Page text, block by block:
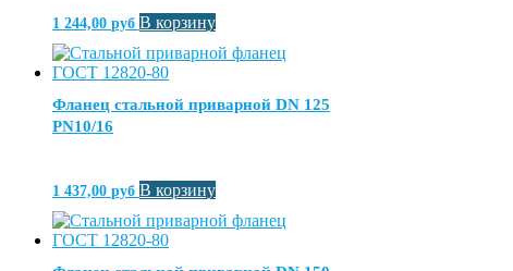
1 244,00 руб В корзину
Фланец стальной приварной DN 125
PN10/16
1 437,00 руб В корзину